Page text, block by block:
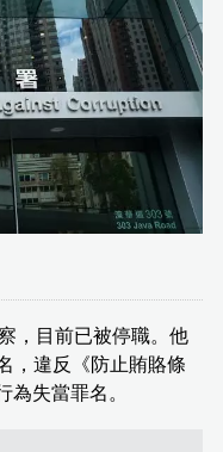
，目前已被停職。他
，違反《防止賄賂條
為失當罪名。